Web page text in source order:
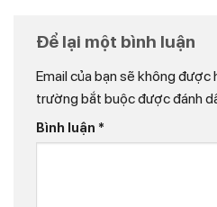
Để lại một bình luận
Email của bạn sẽ không được
trường bắt buộc được đánh
Bình luận *